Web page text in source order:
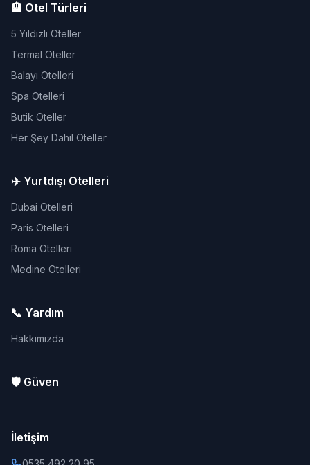
🏨 Otel Türleri
5 Yıldızlı Oteller
Termal Oteller
Balayı Otelleri
Spa Otelleri
Butik Oteller
Her Şey Dahil Oteller
✈️ Yurtdışı Otelleri
Dubai Otelleri
Paris Otelleri
Roma Otelleri
Medine Otelleri
📞 Yardım
Hakkımızda
🛡️ Güven
İletişim